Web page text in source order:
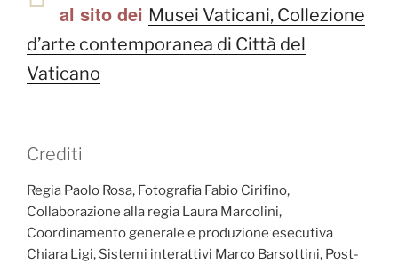
al sito dei Musei Vaticani, Collezione
d’arte contemporanea di Città del
Vaticano
Crediti
Regia Paolo Rosa, Fotografia Fabio Cirifino,
Collaborazione alla regia Laura Marcolini,
Coordinamento generale e produzione esecutiva
Chiara Ligi, Sistemi interattivi Marco Barsottini, Post-